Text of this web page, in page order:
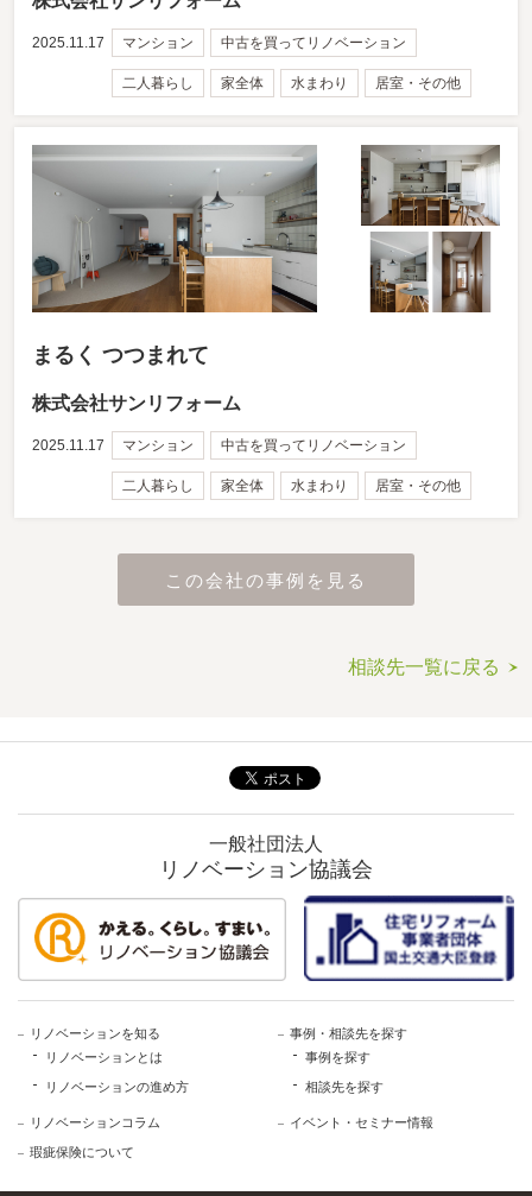
2025.11.17 マンション 中古を買ってリノベーション
二人暮らし 家全体 水まわり 居室・その他
まるく つつまれて
株式会社サンリフォーム
2025.11.17 マンション 中古を買ってリノベーション
二人暮らし 家全体 水まわり 居室・その他
この会社の事例を見る
相談先一覧に戻る
一般社団法人
リノベーション協議会
リノベーションを知る
リノベーションとは
リノベーションの進め方
リノベーションコラム
瑕疵保険について
事例・相談先を探す
事例を探す
相談先を探す
イベント・セミナー情報